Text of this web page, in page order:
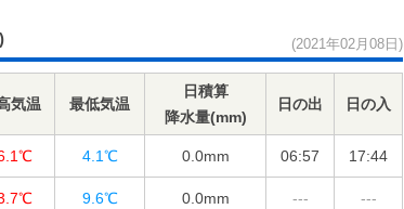
(2021年02月08日)
気温 最低気温
日積算
降水量(mm)
日の出 日の入
4.1℃ 0.0mm 06:57 17:44
9.6℃ 0.0mm --- ---